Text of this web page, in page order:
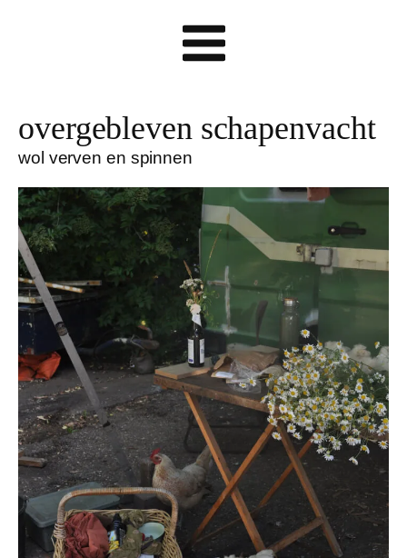
overgebleven schapenvacht
wol verven en spinnen